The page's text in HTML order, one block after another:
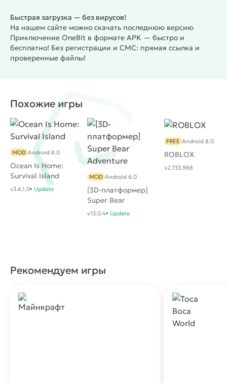
Быстрая загрузка — без вирусов!
На нашем сайте можно скачать последнюю версию
Приключение OneBit в формате APK — быстро и
бесплатно! Без регистрации и СМС: прямая ссылка и
проверенные файлы!
Похожие игры
Ocean Is Home:
Survival Island
MOD Android 8.0
v3.6.1.0 Update
[3D-платформер]
Super Bear
Adventure
MOD Android 6.0
v13.0.4 Update
ROBLOX
FREE Android 8.0
v2.733.988
Рекомендуем игры